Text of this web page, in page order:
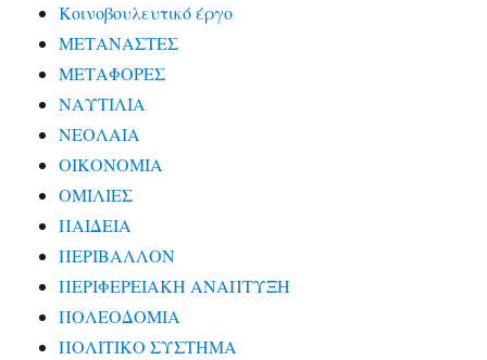
Κοινοβουλευτικό έργο
ΜΕΤΑΝΑΣΤΕΣ
ΜΕΤΑΦΟΡΕΣ
ΝΑΥΤΙΛΙΑ
ΝΕΟΛΑΙΑ
ΟΙΚΟΝΟΜΙΑ
ΟΜΙΛΙΕΣ
ΠΑΙΔΕΙΑ
ΠΕΡΙΒΑΛΛΟΝ
ΠΕΡΙΦΕΡΕΙΑΚΗ ΑΝΑΠΤΥΞΗ
ΠΟΛΕΟΔΟΜΙΑ
ΠΟΛΙΤΙΚΟ ΣΥΣΤΗΜΑ